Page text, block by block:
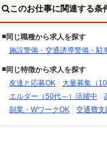
このお仕事に関連する条
同じ職種から求人を探す
施設警備・交通誘導警備・駐
同じ特徴から求人を探す
友達と応募OK
大量募集（10
エルダー（50代～）活躍中
副業・WワークOK
交通費支